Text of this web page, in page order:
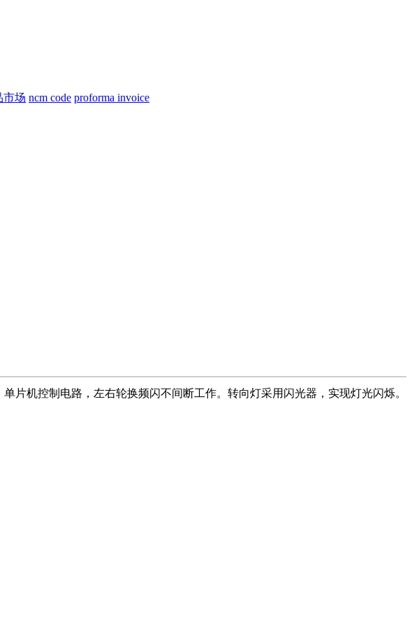
市场 ncm code proforma invoice
片机控制电路，左右轮换频闪不间断工作。转向灯采用闪光器，实现灯光闪烁。